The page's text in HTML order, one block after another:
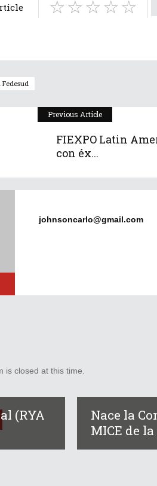
Previous Article
FIEXPO Latin
con éx...
johnsoncarlo@gmail.com
is closed at this time.
(RYA
Nace la
MICE de la